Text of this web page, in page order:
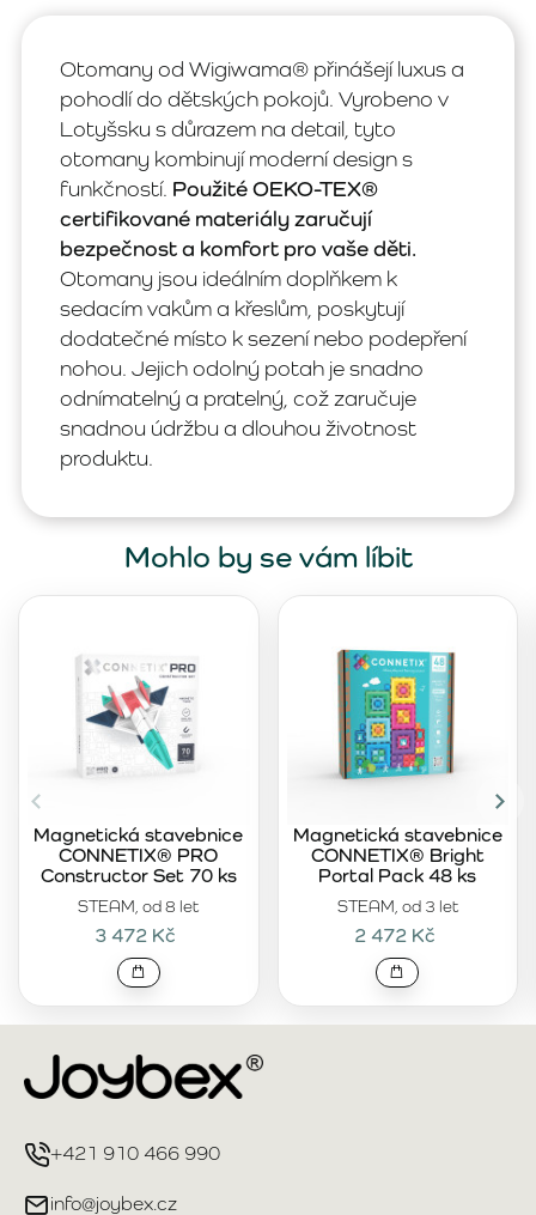
Otomany od Wigiwama® přinášejí luxus a
pohodlí do dětských pokojů. Vyrobeno v
Lotyšsku s důrazem na detail, tyto
otomany kombinují moderní design s
funkčností. Použité OEKO-TEX®
certifikované materiály zaručují
bezpečnost a komfort pro vaše děti.
Otomany jsou ideálním doplňkem k
sedacím vakům a křeslům, poskytují
dodatečné místo k sezení nebo podepření
nohou. Jejich odolný potah je snadno
odnímatelný a pratelný, což zaručuje
snadnou údržbu a dlouhou životnost
produktu.
Mohlo by se vám líbit
STEAM, od 8 let
Magnetická stavebnice
CONNETIX® PRO
Constructor Set 70 ks
3 472 Kč
STEAM, od 3 let
Magnetická stavebnice
CONNETIX® Bright
Portal Pack 48 ks
2 472 Kč
+421 910 466 990
info@joybex.cz